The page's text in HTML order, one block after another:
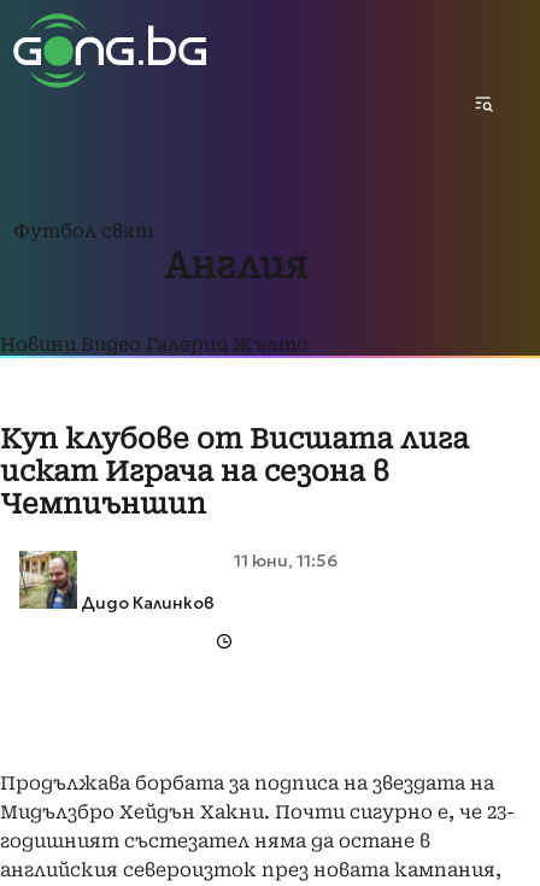
Футбол свят
Англия
Новини Видео Галерии Жълто
Куп клубове от Висшата лига
искат Играча на сезона в
Чемпиъншип
Дидо Калинков
11 юни, 11:56
Продължава борбата за подписа на звездата на
Мидълзбро Хейдън Хакни. Почти сигурно е, че 23-
годишният състезател няма да остане в
английския североизток през новата кампания,